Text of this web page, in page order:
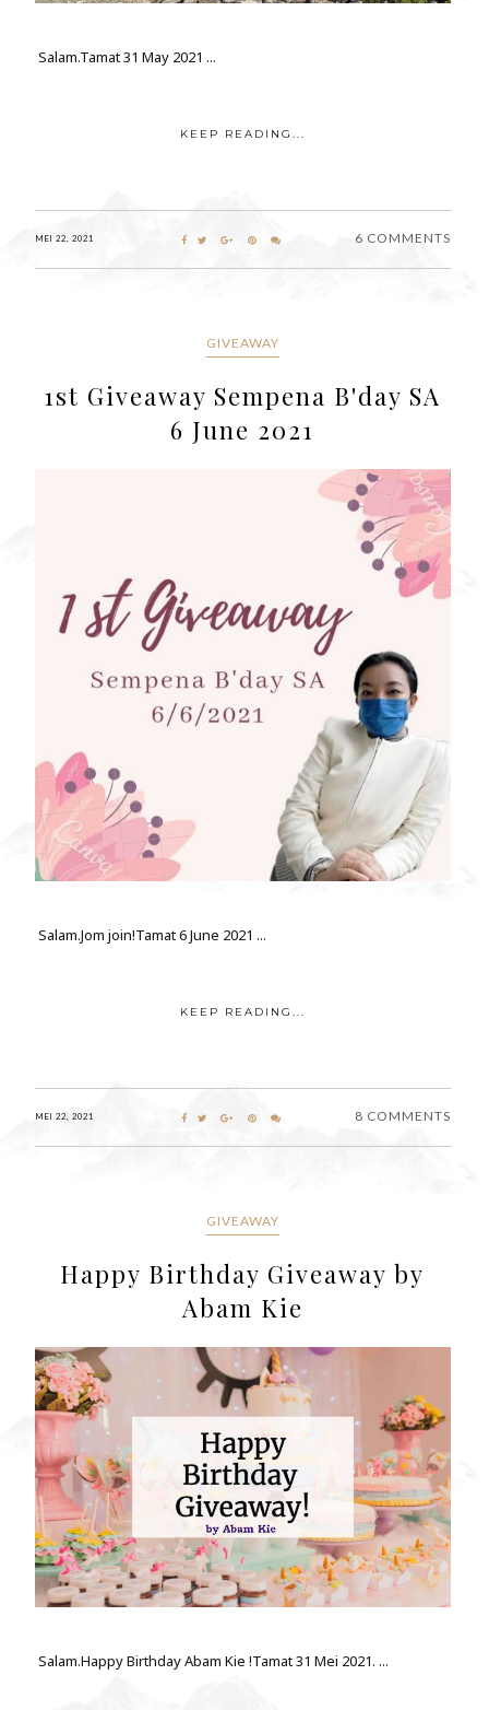
Salam.Tamat 31 May 2021 ...
KEEP READING...
MEI 22, 2021 6 COMMENTS
GIVEAWAY
1st Giveaway Sempena B'day SA
6 June 2021
Salam.Jom join!Tamat 6 June 2021 ...
KEEP READING...
MEI 22, 2021 8 COMMENTS
GIVEAWAY
Happy Birthday Giveaway by
Abam Kie
Salam.Happy Birthday Abam Kie !Tamat 31 Mei 2021. ...